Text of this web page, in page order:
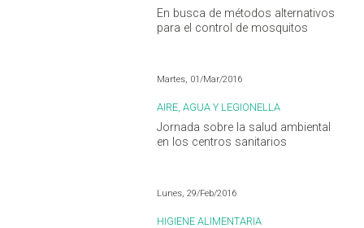
En busca de métodos alternativos
para el control de mosquitos
Martes, 01/Mar/2016
AIRE, AGUA Y LEGIONELLA
Jornada sobre la salud ambiental
en los centros sanitarios
Lunes, 29/Feb/2016
HIGIENE ALIMENTARIA